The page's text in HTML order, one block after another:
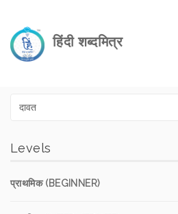
हिंदी शब्दमित्र
Levels
प्राथमिक (BEGINNER)